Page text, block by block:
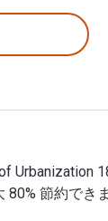
Urbanization
節約できま